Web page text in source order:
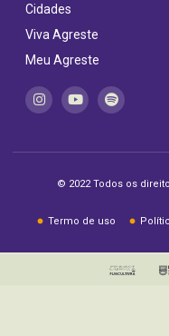
Cidades
Viva Agreste
Meu Agreste
© 2022 Todos os
Termo de uso